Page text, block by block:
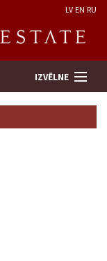
LV EN RU
IZVĒLNE